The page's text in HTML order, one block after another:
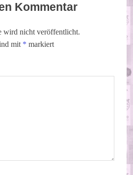
Kommentar
wird nicht veröffentlicht.
mit * markiert